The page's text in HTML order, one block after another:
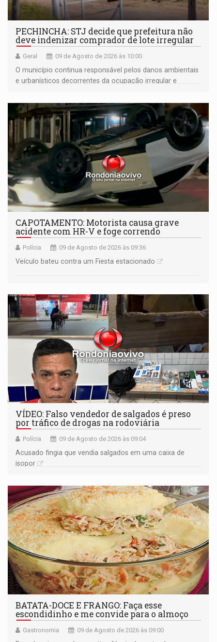
PECHINCHA: STJ decide que prefeitura não
deve indenizar comprador de lote irregular
Geral 09 de Agosto de 2026 às 10:00
O município continua responsável pelos danos ambientais
e urbanísticos decorrentes da ocupação irregular e
CAPOTAMENTO: Motorista causa grave
acidente com HR-V e foge correndo
Polícia 09 de Agosto de 2026 às 09:36
Veículo bateu contra um Fiesta estacionado
VÍDEO: Falso vendedor de salgados é preso
por tráfico de drogas na rodoviária
Polícia 09 de Agosto de 2026 às 09:04
Acusado fingia que vendia salgados em uma caixa de
isopor
BATATA-DOCE E FRANGO: Faça esse
escondidinho e me convide para o almoço
Gastronomia 09 de Agosto de 2026 às 09:00